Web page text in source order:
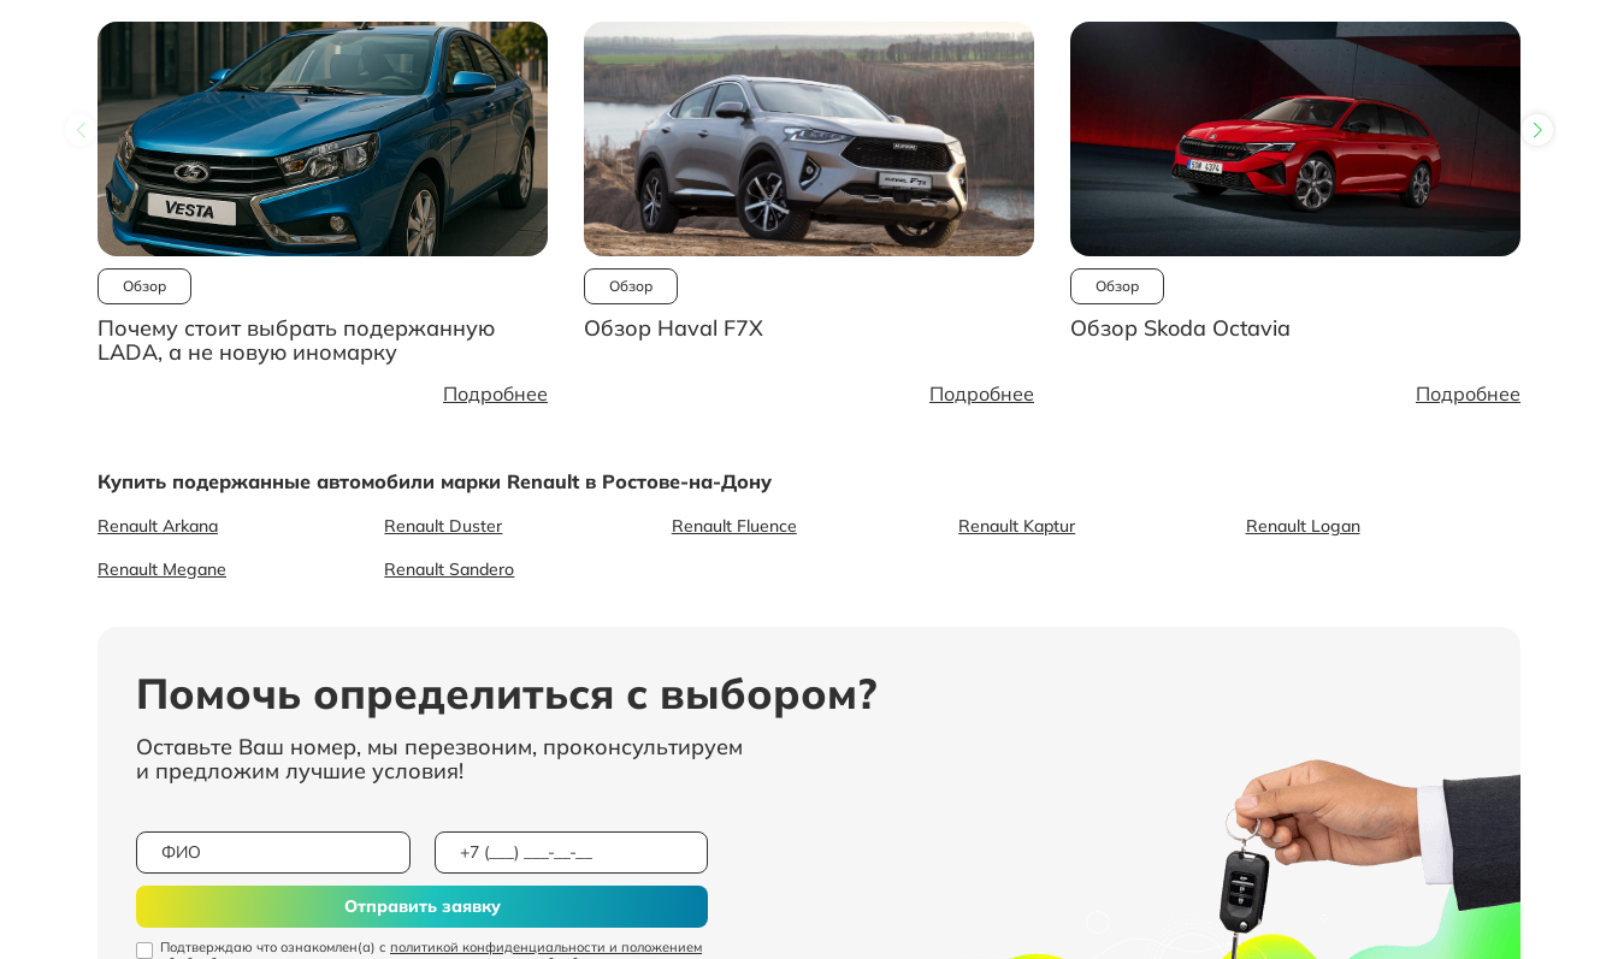
Обзор
Почему стоит выбрать подержанную
LADA, а не новую иномарку
Подробнее
Обзор
Обзор Haval F7X
Подробнее
Обзор
Обзор Skoda Octavia
Подробнее
Купить подержанные автомобили марки Renault в Ростове-на-Дону
Renault Arkana Renault Duster Renault Fluence Renault Kaptur
Renault Logan
Renault Megane
Renault Sandero
Помочь определиться с выбором?
Оставьте Ваш номер, мы перезвоним, проконсультируем
и предложим лучшие условия!
Подтверждаю что ознакомлен(а) с политикой конфиденциальности и положением
Отправить заявку